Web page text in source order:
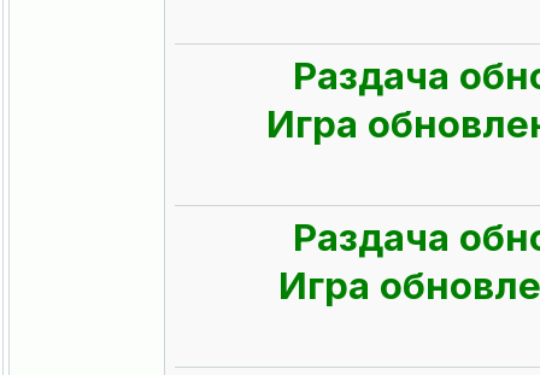
Раздача
Игра
Раздача
Игра